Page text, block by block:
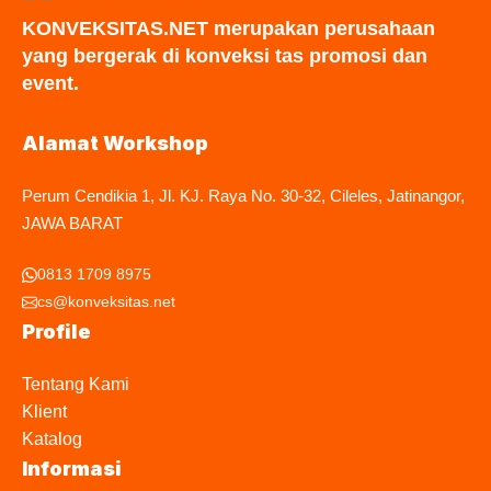
KONVEKSITAS.NET merupakan perusahaan
yang bergerak di konveksi tas promosi dan
event.
Alamat Workshop
Perum Cendikia 1, Jl. KJ. Raya No. 30-32, Cileles, Jatinangor,
JAWA BARAT
0813 1709 8975
cs@konveksitas.net
Profile
Tentang Kami
Klient
Katalog
Informasi